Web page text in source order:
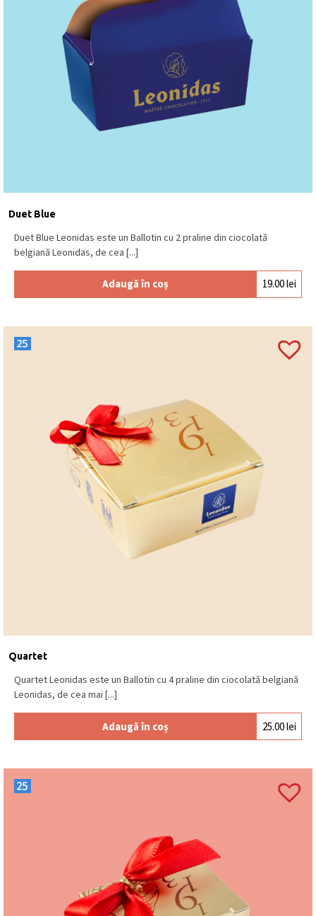
Duet Blue
Duet Blue Leonidas este un Ballotin cu 2 praline din ciocolată
belgiană Leonidas, de cea [...]
Adaugă în coș 19.00lei
Quartet
Quartet Leonidas este un Ballotin cu 4 praline din ciocolată belgiană
Leonidas, de cea mai [...]
Adaugă în coș 25.00lei